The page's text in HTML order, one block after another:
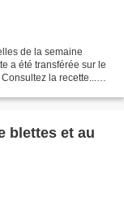
de la semaine
a été transférée sur le
la recette...
blettes et au